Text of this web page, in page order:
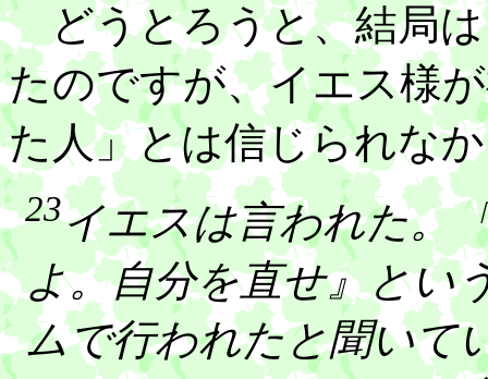
どうとろうと、結局は
たのですが、イエス様
た人」とは信じられな
23イエスは言われた。
よ。自分を直せ』とい
ムで行われたと聞いて